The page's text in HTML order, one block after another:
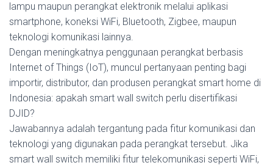
lampu maupun perangkat elektronik melalui aplikasi
smartphone, koneksi WiFi, Bluetooth, Zigbee, maupun
teknologi komunikasi lainnya.
Dengan meningkatnya penggunaan perangkat berbasis
Internet of Things (IoT), muncul pertanyaan penting bagi
importir, distributor, dan produsen perangkat smart home di
Indonesia: apakah smart wall switch perlu disertifikasi
DJID?
Jawabannya adalah tergantung pada fitur komunikasi dan
teknologi yang digunakan pada perangkat tersebut. Jika
smart wall switch memiliki fitur telekomunikasi seperti WiFi,